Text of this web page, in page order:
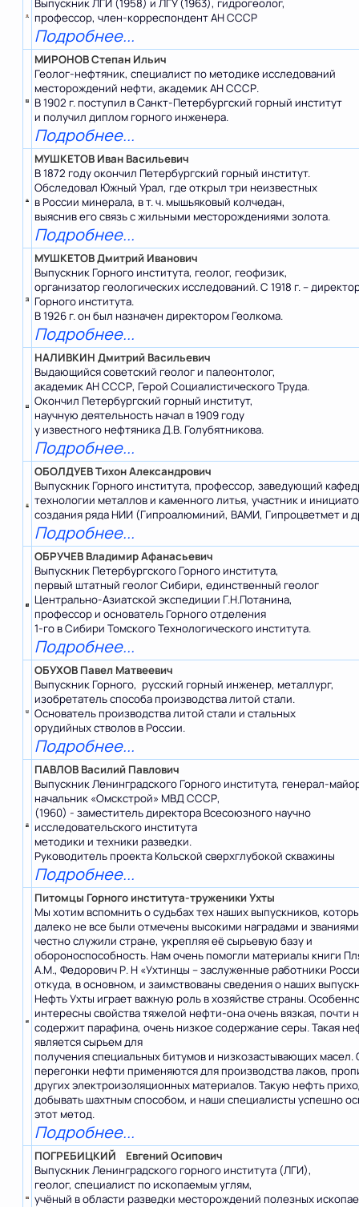
Выпускник ЛГИ (1958) и ЛГУ (1963), гидрогеолог,
профессор, член-корреспондент АН СССР
Подробнее...
МИРОНОВ Степан Ильич
Геолог-нефтяник, специалист по методике исследований
месторождений нефти, академик АН СССР.
В 1902 г. поступил в Санкт-Петербургский горный институт
и получил диплом горного инженера.
Подробнее...
МУШКЕТОВ Иван Васильевич
В 1872 году окончил Петербургский горный институт.
Обследовал Южный Урал, где открыл три неизвестных
в России минерала, в т. ч. мышьяковый колчедан,
выяснив его связь с жильными месторождениями золота.
Подробнее...
МУШКЕТОВ Дмитрий Иванович
Выпускник Горного института, геолог, геофизик,
организатор геологических исследований. С 1918 г. –
Горного института.
В 1926 г. он был назначен директором Геолкома.
Подробнее...
НАЛИВКИН Дмитрий Васильевич
Выдающийся советский геолог и палеонтолог,
академик АН СССР, Герой Социалистического Труда.
Окончил Петербургский горный институт,
научную деятельность начал в 1909 году
у известного нефтяника Д.В. Голубятникова.
Подробнее...
ОБОЛДУЕВ Тихон Александрович
Выпускник Горного института, профессор, заведующий
технологии металлов и каменного литья, участник и
создания ряда НИИ (Гипроалюминий, ВАМИ, Гипроцветмет и
Подробнее...
ОБРУЧЕВ Владимир Афанасьевич
Выпускник Петербургского Горного института,
первый штатный геолог Сибири, единственный геолог
Центрально-Азиатской экспедиции Г.Н.Потанина,
профессор и основатель Горного отделения
1-го в Сибири Томского Технологического института.
Подробнее...
ОБУХОВ Павел Матвеевич
Выпускник Горного, русский горный инженер, металлург,
изобретатель способа производства литой стали.
Основатель производства литой стали и стальных
орудийных стволов в России.
Подробнее...
ПАВЛОВ Василий Павлович
Выпускник Ленинградского Горного института, генерал-
начальник «Омскстрой» МВД СССР,
(1960) - заместитель директора Всесоюзного научно
исследовательского института
методики и техники разведки.
Руководитель проекта Кольской сверхглубокой скважины
Подробнее...
Питомцы Горного института-труженики Ухты
Мы хотим вспомнить о судьбах тех наших выпускников,
далеко не все были отмечены высокими наградами и
честно служили стране, укрепляя её сырьевую базу и
обороноспособность. Нам очень помогли материалы книги
А.М., Федорович Р. Н «Ухтинцы – заслуженные работники
откуда, в основном, и заимствованы сведения о наших
Нефть Ухты играет важную роль в хозяйстве страны.
интересны свойства тяжелой нефти-она очень вязкая, почти
содержит парафина, очень низкое содержание серы. Такая
является сырьем для
получения специальных битумов и низкозастывающих масел.
перегонки нефти применяются для производства лаков,
других электроизоляционных материалов. Такую нефть
добывать шахтным способом, и наши специалисты успешно
этот метод.
Подробнее...
ПОГРЕБИЦКИЙ Евгений Осипович
Выпускник Ленинградского горного института (ЛГИ),
геолог, специалист по ископаемым углям,
учёный в области разведки месторождений полезных